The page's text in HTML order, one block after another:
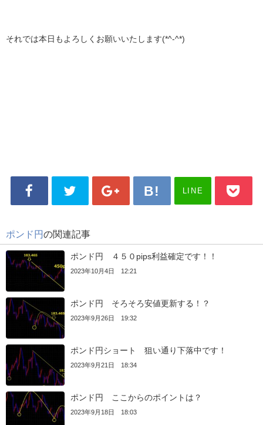
それでは本日もよろしくお願いいたします(*^-^*)
LINE
ポンド円の関連記事
ポンド円 ４５０pips利益確定です！！
2023年10月4日 12:21
ポンド円 そろそろ安値更新する！？
2023年9月26日 19:32
ポンド円ショート 狙い通り下落中です！
2023年9月21日 18:34
ポンド円 ここからのポイントは？
2023年9月18日 18:03